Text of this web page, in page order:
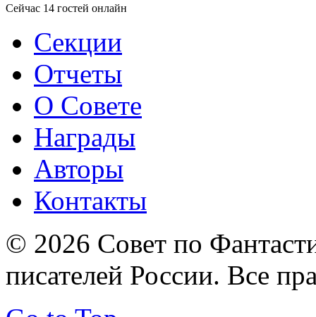
Сейчас 14 гостей онлайн
Секции
Отчеты
О Совете
Награды
Авторы
Контакты
© 2026 Совет по
писателей России. Все